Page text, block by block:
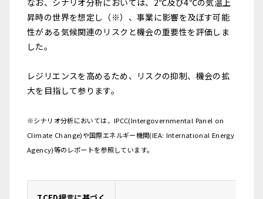
昇時の世界を想定し（※）、事業に影響を及ぼす可能
性がある気候関連のリスクと機会の重要性を評価しま
した。
レジリエンスを高めるため、リスクの抑制、機会の拡
大を目指して参ります。
※シナリオ分析においては、IPCC(Intergovernmental Panel on
Climate Change)や国際エネルギー機関(IEA: International Energy
Agency)等のレポートを参照しています。